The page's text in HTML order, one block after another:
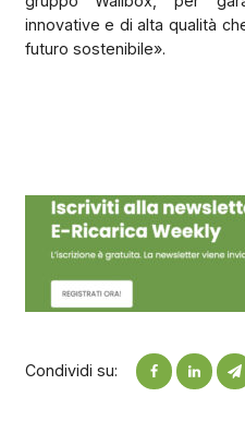
innovative e di alta qualità
futuro sostenibile».
Condividi su: